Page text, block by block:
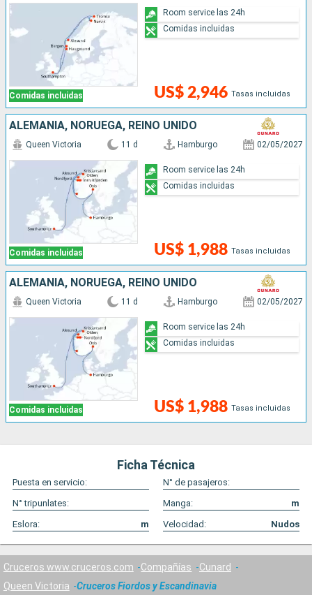
Comidas incluidas US$ 2,946 Tasas incluidas
Room service las 24h
Comidas incluidas
ALEMANIA, NORUEGA, REINO UNIDO
Comidas incluidas
Queen Victoria 11 d Hamburgo 02/05/2027
US$ 1,988 Tasas incluidas
Room service las 24h
Comidas incluidas
ALEMANIA, NORUEGA, REINO UNIDO
Comidas incluidas
Queen Victoria 11 d Hamburgo 02/05/2027
US$ 1,988 Tasas incluidas
Room service las 24h
Comidas incluidas
Ficha Técnica
Puesta en servicio:
N° de pasajeros:
N° tripunlates:
Manga:
m
Eslora:
m Velocidad: Nudos
Cruceros www.cruceros.com Compañías
Cunard
Queen Victoria
Cruceros Fiordos y Escandinavia